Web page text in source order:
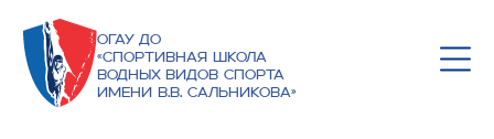
ОГАУ ДО
«Спортивная школа
водных видов спорта
имени В.В. Сальникова»